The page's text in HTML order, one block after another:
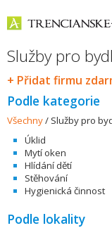
Služby pro
+ Přidat firmu
Podle kategorie
Všechny/ Služby pro
Úklid
Mytí oken
Hlídání dětí
Stěhování
Hygienická činnost
Podle lokality